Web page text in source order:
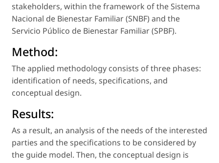
stakeholders, within the framework of the Sistema
Nacional de Bienestar Familiar (SNBF) and the
Servicio Público de Bienestar Familiar (SPBF).
Method:
The applied methodology consists of three phases:
identification of needs, specifications, and
conceptual design.
Results:
As a result, an analysis of the needs of the interested
parties and the specifications to be considered by
the guide model. Then, the conceptual design is